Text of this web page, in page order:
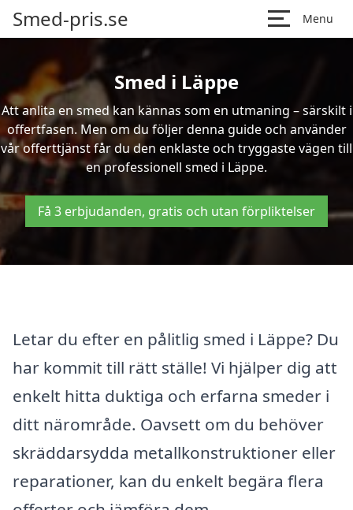
Smed-pris.se Menu
Smed i Läppe
Att anlita en smed kan kännas som en utmaning – särskilt i
offertfasen. Men om du följer denna guide och använder
vår offerttjänst får du den enklaste och tryggaste vägen till
en professionell smed i Läppe.
Få 3 erbjudanden, gratis och utan förpliktelser
Letar du efter en pålitlig smed i Läppe? Du
har kommit till rätt ställe! Vi hjälper dig att
enkelt hitta duktiga och erfarna smeder i
ditt närområde. Oavsett om du behöver
skräddarsydda metallkonstruktioner eller
reparationer, kan du enkelt begära flera